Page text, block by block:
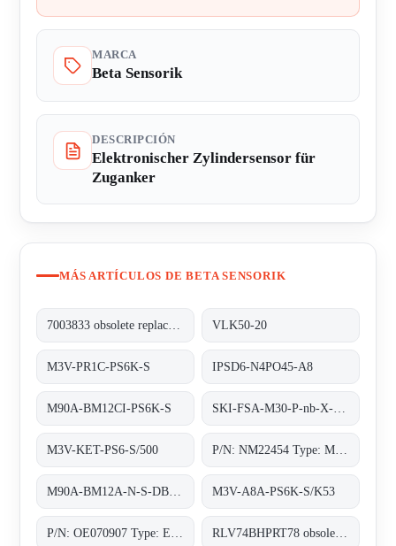
MARCA
Beta Sensorik
DESCRIPCIÓN
Elektronischer Zylindersensor für
Zuganker
MÁS ARTÍCULOS DE BETA SENSORIK
VLK50-20
M3V-PR1C-PS6K-S IPSD6-N4PO45-A8
M90A-BM12CI-PS6K-S
M3V-KET-PS6-S/500
M3V-A8A-PS6K-S/K53